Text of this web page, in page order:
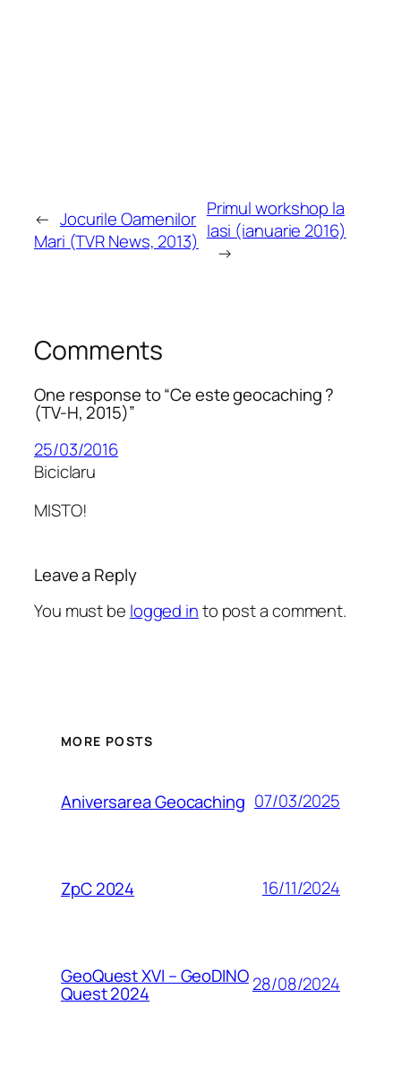
← Jocurile Oamenilor
Mari (TVR News, 2013)
Primul workshop la
Iasi (ianuarie 2016)
→
Comments
One response to “Ce este geocaching ?
(TV-H, 2015)”
25/03/2016
Biciclaru
MISTO!
Leave a Reply
You must be logged into post a comment.
MORE POSTS
Aniversarea Geocaching 07/03/2025
ZpC 2024 16/11/2024
GeoQuest XVI – GeoDINO
Quest 2024 28/08/2024